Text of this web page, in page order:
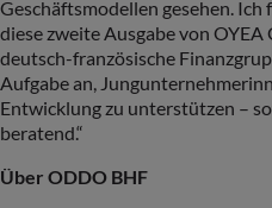
Geschäftsmodellen gesehen. Ich
diese zweite Ausgabe von
deutsch-französische
Aufgabe an,
Entwicklung zu unterstützen –
beratend.“
Über ODDO BHF